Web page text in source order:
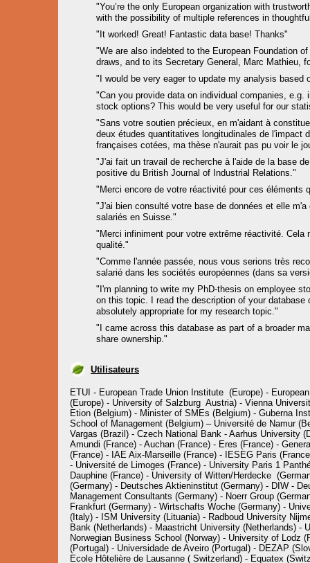
"You’re the only European organization with
with the possibility of multiple references in
"It worked! Great! Fantastic data base! Thanks"
"We are also indebted to the European Foundation
draws, and to its Secretary General, Marc Mathieu,
"I would be very eager to update my analysis based
"Can you provide data on individual companies,
stock options? This would be very useful for our
"Sans votre soutien précieux, en m'aidant à
deux études quantitatives longitudinales de l'impact
françaises cotées, ma thèse n'aurait pas pu voir le
"J'ai fait un travail de recherche à l'aide de la base
positive du British Journal of Industrial Relations."
"Merci encore de votre réactivité pour ces éléments
"J'ai bien consulté votre base de données et elle
salariés en Suisse."
"Merci infiniment pour votre extrême réactivité. Cela
qualité."
"Comme l'année passée, nous vous serions très
salarié dans les sociétés européennes (dans sa
"I'm planning to write my PhD-thesis on employee
on this topic. I read the description of your
absolutely appropriate for my research topic."
"I came across this database as part of a broader
share ownership."
Utilisateurs
ETUI - European Trade Union Institute (Europe) -
(Europe) - University of Salzburg Austria) - Vienna
Etion (Belgium) - Minister of SMEs (Belgium) - Guberna
School of Management (Belgium) – Université de Namur
Vargas (Brazil) - Czech National Bank - Aarhus University
Amundi (France) - Auchan (France) - Eres (France) -
(France) - IAE Aix-Marseille (France) - IESEG Paris
- Université de Limoges (France) - University Paris 1
Dauphine (France) - University of Witten/Herdecke
(Germany) - Deutsches Aktieninstitut (Germany) - DIW -
Management Consultants (Germany) - Noerr Group
Frankfurt (Germany) - Wirtschafts Woche (Germany) -
(Italy) - ISM University (Lituania) - Radboud University
Bank (Netherlands) - Maastricht University (Netherlands)
Norwegian Business School (Norway) - University of Lodz
(Portugal) - Universidade de Aveiro (Portugal) - DEZAP
Ecole Hôtelière de Lausanne ( Switzerland) - Equatex